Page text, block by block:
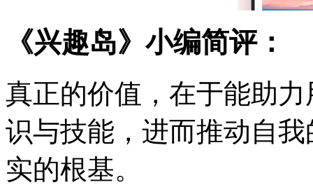
《兴趣岛》小编简评：
真正的价值，在于能助
识与技能，进而推动自
实的根基。